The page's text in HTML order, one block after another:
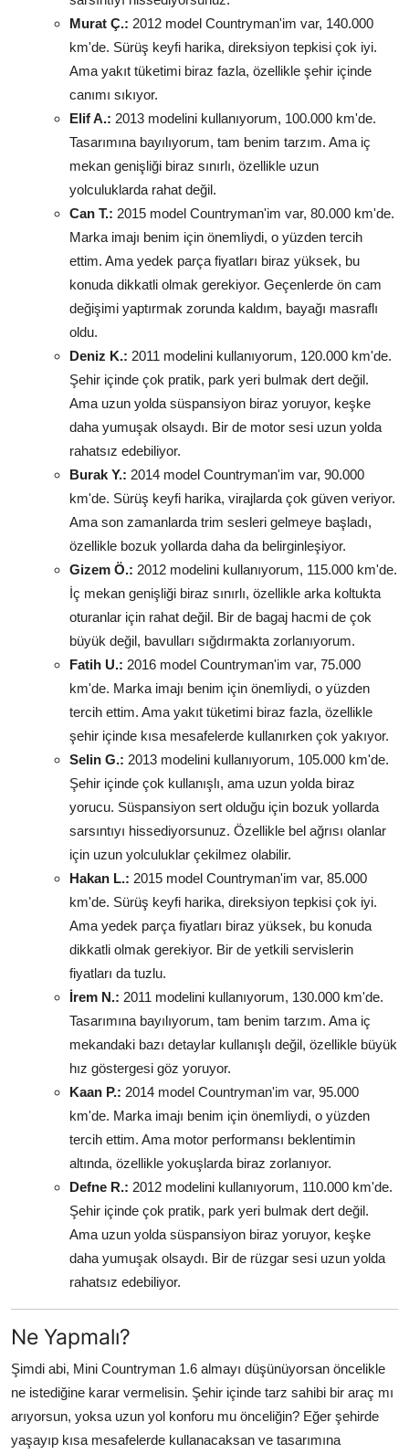
Murat Ç.: 2012 model Countryman'im var, 140.000
km'de. Sürüş keyfi harika, direksiyon tepkisi çok iyi.
Ama yakıt tüketimi biraz fazla, özellikle şehir içinde
canımı sıkıyor.
Elif A.: 2013 modelini kullanıyorum, 100.000 km'de.
Tasarımına bayılıyorum, tam benim tarzım. Ama iç
mekan genişliği biraz sınırlı, özellikle uzun
yolculuklarda rahat değil.
Can T.: 2015 model Countryman'im var, 80.000 km'de.
Marka imajı benim için önemliydi, o yüzden tercih
ettim. Ama yedek parça fiyatları biraz yüksek, bu
konuda dikkatli olmak gerekiyor. Geçenlerde ön cam
değişimi yaptırmak zorunda kaldım, bayağı masraflı
oldu.
Deniz K.: 2011 modelini kullanıyorum, 120.000 km'de.
Şehir içinde çok pratik, park yeri bulmak dert değil.
Ama uzun yolda süspansiyon biraz yoruyor, keşke
daha yumuşak olsaydı. Bir de motor sesi uzun yolda
rahatsız edebiliyor.
Burak Y.: 2014 model Countryman'im var, 90.000
km'de. Sürüş keyfi harika, virajlarda çok güven veriyor.
Ama son zamanlarda trim sesleri gelmeye başladı,
özellikle bozuk yollarda daha da belirginleşiyor.
Gizem Ö.: 2012 modelini kullanıyorum, 115.000 km'de.
İç mekan genişliği biraz sınırlı, özellikle arka koltukta
oturanlar için rahat değil. Bir de bagaj hacmi de çok
büyük değil, bavulları sığdırmakta zorlanıyorum.
Fatih U.: 2016 model Countryman'im var, 75.000
km'de. Marka imajı benim için önemliydi, o yüzden
tercih ettim. Ama yakıt tüketimi biraz fazla, özellikle
şehir içinde kısa mesafelerde kullanırken çok yakıyor.
Selin G.: 2013 modelini kullanıyorum, 105.000 km'de.
Şehir içinde çok kullanışlı, ama uzun yolda biraz
yorucu. Süspansiyon sert olduğu için bozuk yollarda
sarsıntıyı hissediyorsunuz. Özellikle bel ağrısı olanlar
için uzun yolculuklar çekilmez olabilir.
Hakan L.: 2015 model Countryman'im var, 85.000
km'de. Sürüş keyfi harika, direksiyon tepkisi çok iyi.
Ama yedek parça fiyatları biraz yüksek, bu konuda
dikkatli olmak gerekiyor. Bir de yetkili servislerin
fiyatları da tuzlu.
İrem N.: 2011 modelini kullanıyorum, 130.000 km'de.
Tasarımına bayılıyorum, tam benim tarzım. Ama iç
mekandaki bazı detaylar kullanışlı değil, özellikle büyük
hız göstergesi göz yoruyor.
Kaan P.: 2014 model Countryman'im var, 95.000
km'de. Marka imajı benim için önemliydi, o yüzden
tercih ettim. Ama motor performansı beklentimin
altında, özellikle yokuşlarda biraz zorlanıyor.
Defne R.: 2012 modelini kullanıyorum, 110.000 km'de.
Şehir içinde çok pratik, park yeri bulmak dert değil.
Ama uzun yolda süspansiyon biraz yoruyor, keşke
daha yumuşak olsaydı. Bir de rüzgar sesi uzun yolda
rahatsız edebiliyor.
Ne Yapmalı?
Şimdi abi, Mini Countryman 1.6 almayı düşünüyorsan öncelikle
ne istediğine karar vermelisin. Şehir içinde tarz sahibi bir araç mı
arıyorsun, yoksa uzun yol konforu mu önceliğin? Eğer şehirde
yaşayıp kısa mesafelerde kullanacaksan ve tasarımına